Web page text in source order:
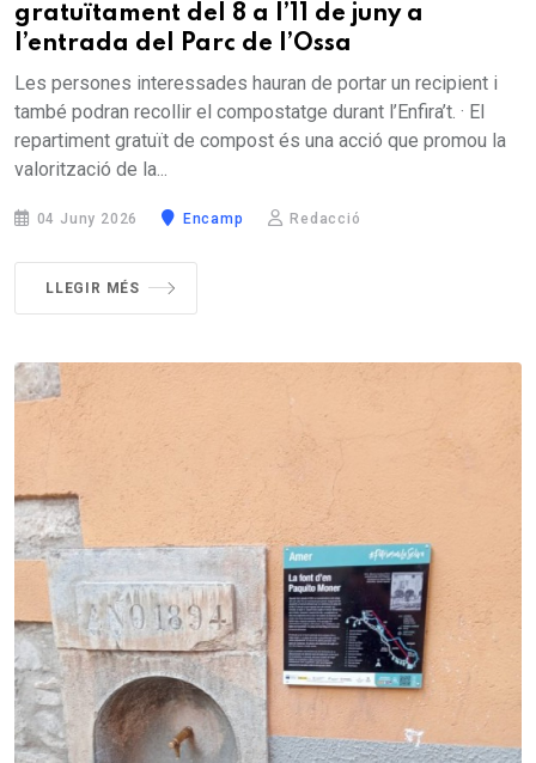
gratuïtament del 8 a l’11 de juny a
l’entrada del Parc de l’Ossa
Les persones interessades hauran de portar un recipient i
també podran recollir el compostatge durant l’Enfira’t. · El
repartiment gratuït de compost és una acció que promou la
valorització de la...
04 Juny 2026 Encamp Redacció
LLEGIR MÉS